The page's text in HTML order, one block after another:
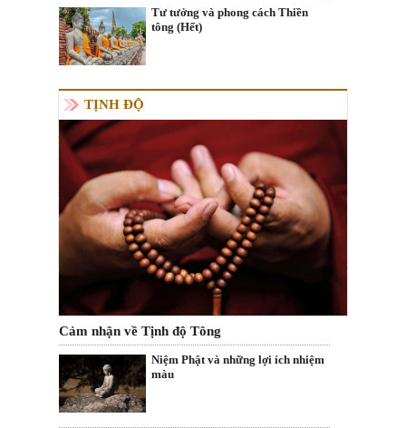
Tư tưởng và phong cách Thiền
tông (Hết)
TỊNH ĐỘ
Cảm nhận về Tịnh độ Tông
Niệm Phật và những lợi ích nhiệm
màu